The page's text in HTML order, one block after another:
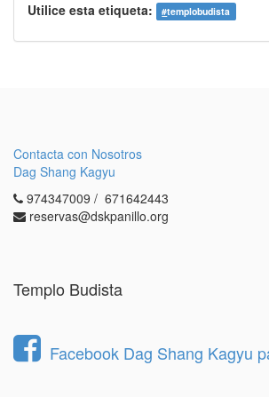
Utilice esta etiqueta: #templobudista
Contacta con Nosotros
Dag Shang Kagyu
974347009 / 671642443
reservas@dskpanillo.org
Templo Budista
Facebook Dag Shang Kagyu